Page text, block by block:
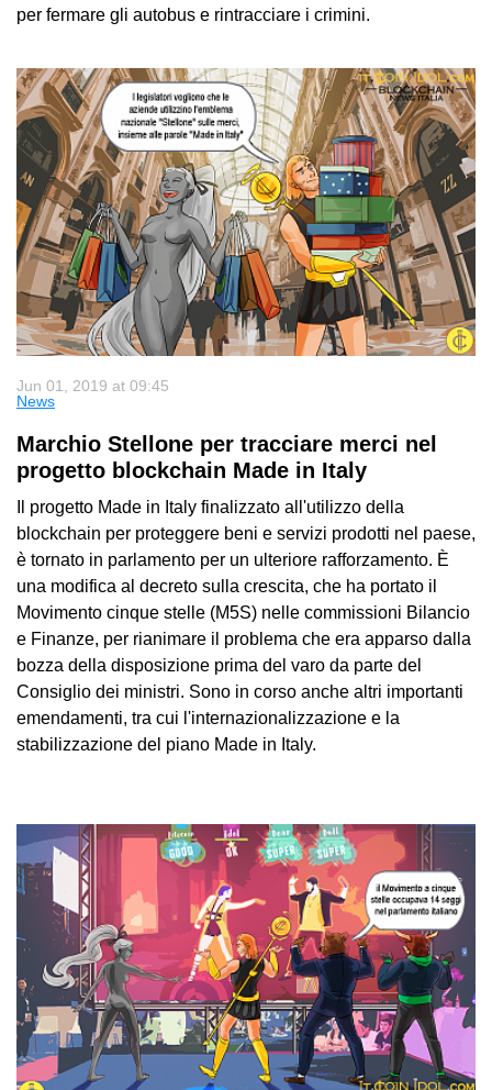
per fermare gli autobus e rintracciare i crimini.
Jun 01, 2019 at 09:45
News
Marchio Stellone per tracciare merci nel
progetto blockchain Made in Italy
Il progetto Made in Italy finalizzato all'utilizzo della
blockchain per proteggere beni e servizi prodotti nel paese,
è tornato in parlamento per un ulteriore rafforzamento. È
una modifica al decreto sulla crescita, che ha portato il
Movimento cinque stelle (M5S) nelle commissioni Bilancio
e Finanze, per rianimare il problema che era apparso dalla
bozza della disposizione prima del varo da parte del
Consiglio dei ministri. Sono in corso anche altri importanti
emendamenti, tra cui l'internazionalizzazione e la
stabilizzazione del piano Made in Italy.